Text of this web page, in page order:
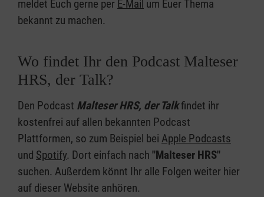
meldet Euch gerne per E-Mail um Euer Thema
bekannt zu machen.
Wo findet Ihr den Podcast Malteser
HRS, der Talk?
Den Podcast Malteser HRS, der Talkfindet ihr
kostenfrei auf allen bekannten Podcast
Plattformen, so zum Beispiel bei Apple Podcasts
und Spotify. Dort einfach nach "Malteser HRS"
suchen. Außerdem könnt Ihr alle Folgen weiter hier
auf dieser Website anhören.